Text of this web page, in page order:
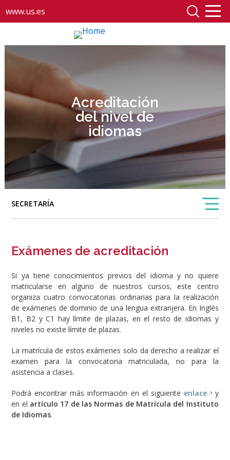
www.us.es
Acreditación
del nivel de
idiomas
SECRETARÍA
Exámenes de acreditación
Si ya tiene conocimientos previos del idioma y no quiere
matricularse en alguno de nuestros cursos, este centro
organiza cuatro convocatorias ordinarias para la realización
de exámenes de dominio de una lengua extranjera. En Inglés
B1, B2 y C1 hay límite de plazas, en el resto de idiomas y
niveles no existe límite de plazas.
La matrícula de estos exámenes solo da derecho a realizar el
examen para la convocatoria matriculada, no para la
asistencia a clases.
Podrá encontrar más información en el siguiente enlace y
en el artículo 17 de las Normas de Matrícula del Instituto
de Idiomas.